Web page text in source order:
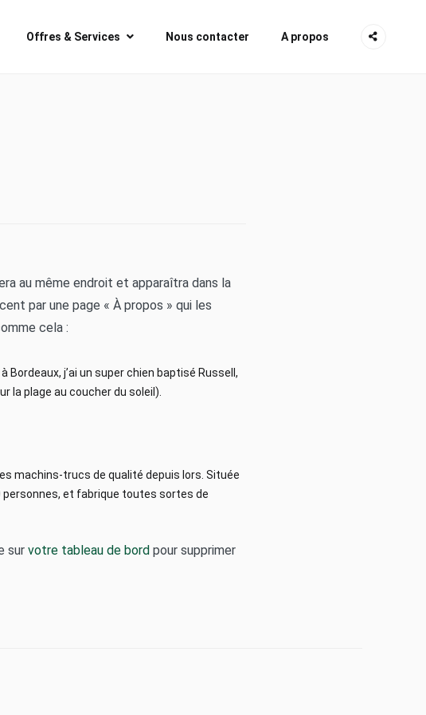
Offres & Services Nous contacter A propos
au même endroit et apparaîtra dans la
par une page « À propos » qui les
cela :
Bordeaux, j’ai un super chien baptisé Russell,
la plage au coucher du soleil).
machins-trucs de qualité depuis lors. Située
et fabrique toutes sortes de
sur votre tableau de bord pour supprimer